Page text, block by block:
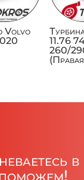
Volvo
11.76
260/